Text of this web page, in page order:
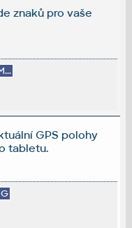
znaků pro vaše
GPS polohy
tabletu.